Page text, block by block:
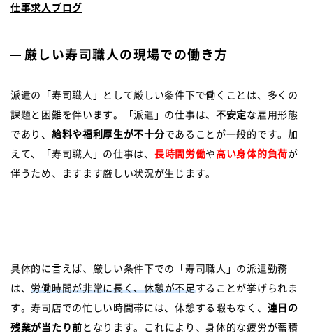
仕事求人ブログ
厳しい寿司職人の現場での働き方
派遣の「寿司職人」として厳しい条件下で働くことは、多くの
課題と困難を伴います。「派遣」の仕事は、 不安定な雇用形態
であり、 給料や福利厚生が不十分であることが一般的です。加
えて、「寿司職人」の仕事は、 長時間労働や 高い身体的負荷が
伴うため、ますます厳しい状況が生じます。
具体的に言えば、厳しい条件下での「寿司職人」の派遣勤務
は、労働時間が非常に長く、休憩が不足することが挙げられま
す。寿司店での忙しい時間帯には、休憩する暇もなく、 連日の
残業が当たり前 となります。これにより、身体的な疲労が蓄積